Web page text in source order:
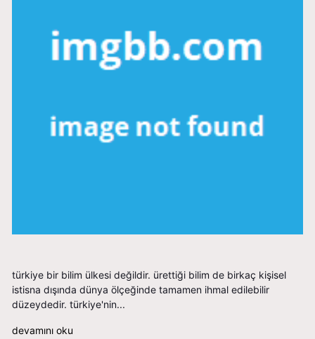
türkiye bir bilim ülkesi değildir. ürettiği bilim de birkaç kişisel
istisna dışında dünya ölçeğinde tamamen ihmal edilebilir
düzeydedir. türkiye'nin...
devamını oku